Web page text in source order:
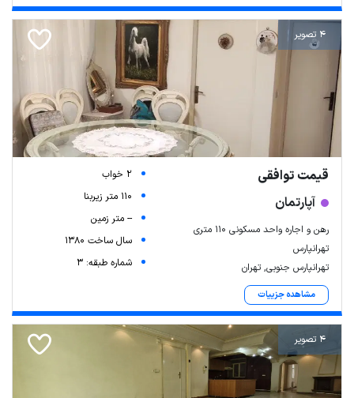
4 تصویر
قیمت توافقی
آپارتمان
رهن و اجاره واحد مسکونی ۱۱۰ متری
تهرانپارس
تهرانپارس جنوبی, تهران
مشاهده جزییات
2 خواب
110 متر زیربنا
-- متر زمین
سال ساخت 1380
شماره طبقه: 3
4 تصویر